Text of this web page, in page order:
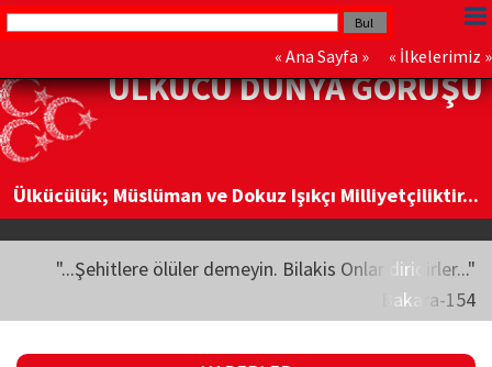
« Ana Sayfa » « İlkelerimiz »
ÜLKÜCÜ DÜNYA GÖRÜŞÜ
Ülkücülük; Müslüman ve Dokuz Işıkçı Milliyetçiliktir...
"...Şehitlere ölüler demeyin. Bilakis Onlar diridirler..."
Bakara-154